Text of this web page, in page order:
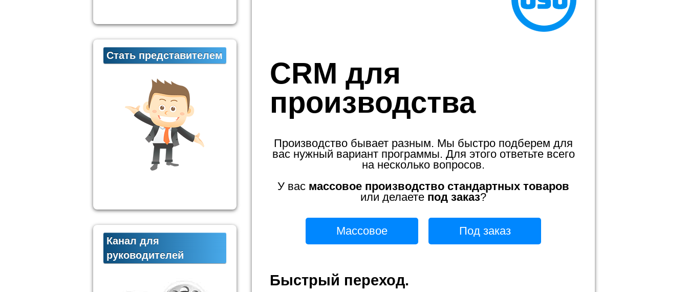
CRM для
производства
Производство бывает разным. Мы быстро подберем для
вас нужный вариант программы. Для этого ответьте всего
на несколько вопросов.
У вас массовое производство стандартных товаров
или делаете под заказ?
Массовое Под заказ
Быстрый переход.
Стать представителем
Канал для
руководителей